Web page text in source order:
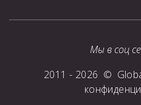
Мы в соц
2011 - 2026 ©